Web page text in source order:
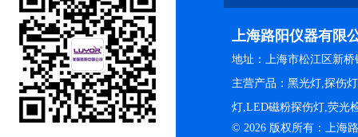
上海路阳仪器有限
地址：上海市松江区新桥
主营产品：黑光灯,探伤
灯,LED磁粉探伤灯,荧光
© 2026 版权所有：上海